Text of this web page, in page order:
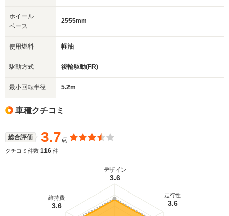
ホイール
ベース
2555mm
使用燃料 軽油
駆動方式 後輪駆動(FR)
最小回転半径 5.2m
車種クチコミ
総合評価 3.7点
クチコミ件数 116 件
デザイン
3.6
走行性
3.6
維持費
3.6